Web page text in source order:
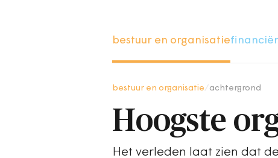
bestuur en organisatie
bestuur en organisatie achtergrond
Hoogste
Het verleden laat zien dat